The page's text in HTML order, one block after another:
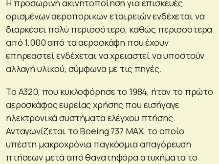
Η προσωρινή ακινητοποίηση για επισκευές
ορισμένων αεροπορικών εταιρειών ενδέχεται να
διαρκέσει πολύ περισσότερο, καθώς περισσότερα
από 1.000 από τα αεροσκάφη που έχουν
επηρεαστεί ενδέχεται να χρειαστεί να υποστούν
αλλαγή υλικού, σύμφωνα με τις πηγές.
Το A320, που κυκλοφόρησε το 1984, ήταν το πρώτο
αεροσκάφος ευρείας χρήσης που εισήγαγε
ηλεκτρονικά συστήματα ελέγχου πτήσης.
Ανταγωνίζεται το Boeing 737 MAX, το οποίο
υπέστη μακροχρόνια παγκόσμια απαγόρευση
πτήσεων μετά από θανατηφόρα ατυχήματα το